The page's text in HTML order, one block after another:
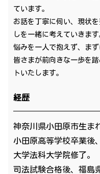
ています。
お話を丁寧に伺い、現状
しを一緒に考えていきます
悩みを一人で抱えず、ま
皆さまが前向きな一歩を
トいたします。
経歴
神奈川県小田原市生ま
小田原高等学校卒業後
大学法科大学院修了。
司法試験合格後、福島